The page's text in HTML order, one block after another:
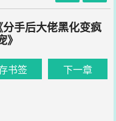
手后大佬黑化变疯
书签 下一章